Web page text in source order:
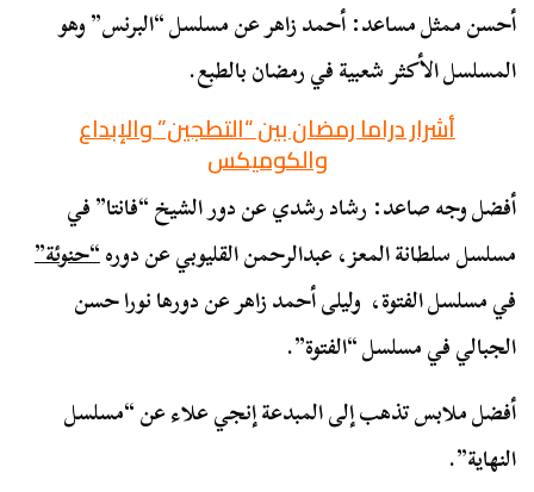
أحسن ممثل مساعد: أحمد زاهر عن مسلسل “البرنس” وهو
المسلسل الأكثر شعبية في رمضان بالطبع.
أشرار دراما رمضان بين “التطجين” والإبداع
والكوميكس
أفضل وجه صاعد: رشاد رشدي عن دور الشيخ “فانتا” في
مسلسل سلطانة المعز، عبدالرحمن القليوبي عن دوره“حنوئة”
في مسلسل الفتوة، وليلى أحمد زاهر عن دورها نورا حسن
الجبالي في مسلسل “الفتوة”.
أفضل ملابس تذهب إلى المبدعة إنجي علاء عن “مسلسل
النهاية”.